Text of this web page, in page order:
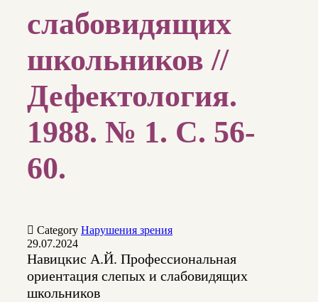
слабовидящих
школьников //
Дефектология.
1988. № 1. С. 56-
60.
 Category Нарушения зрения
29.07.2024
Навицкис А.Й. Профессиональная
ориентация слепых и слабовидящих
школьников